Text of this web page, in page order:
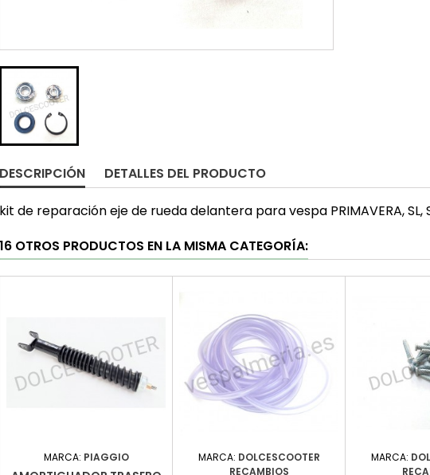
DESCRIPCIÓN DETALLES DEL PRODUCTO
kit de reparación eje de rueda delantera para vespa PRIMAVERA, SL,
16 OTROS PRODUCTOS EN LA MISMA CATEGORÍA:
MARCA: PIAGGIO MARCA: DOLCESCOOTER
RECAMBIOS
MARCA: